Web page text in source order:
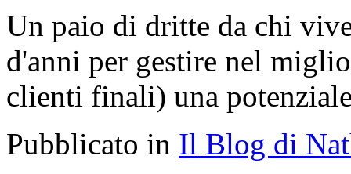
Un paio di dritte da chi
d'anni per gestire nel
clienti finali) una
Pubblicato in Il Blog di